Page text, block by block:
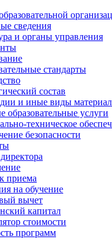
сведения
и органы управления
стандарты
состав
и иные виды
образовательные услуги
техническое
безопасности
приема
на обучение
вычет
капитал
стоимости
программ